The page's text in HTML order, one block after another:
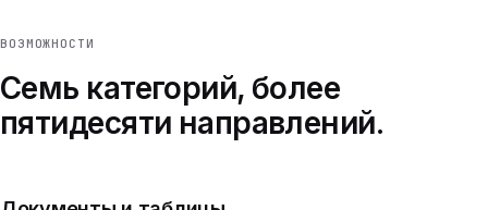
ВОЗМОЖНОСТИ
Семь категорий, более
пятидесяти направлений.